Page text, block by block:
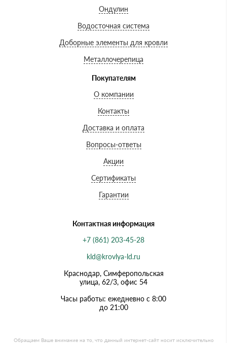
Ондулин
Водосточная система
Доборные элементы для кровли
Металлочерепица
Покупателям
О компании
Контакты
Доставка и оплата
Вопросы-ответы
Акции
Сертификаты
Гарантии
Контактная информация
+7 (861) 203-45-28
kld@krovlya-ld.ru
Краснодар, Симферопольская
улица, 62/3, офис 54
Часы работы: ежедневно с 8:00
до 21:00